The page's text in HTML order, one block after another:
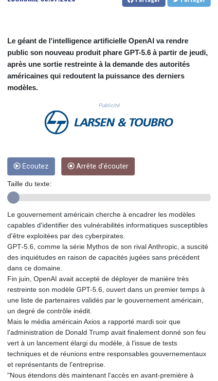
CUC 1.156136
CZK 24.258158
DJF 205.267449
DKK 7.477932
DZD 152.967099
ERN 17.342035
FJD 2.553384
GEL 3.017966
GGP 0.8566
GHS 13.526832
GYD 241.157003
HRK 7.536622
HUF 363.096405
IDR 20580.370421
ILS 3.468234
INR 110.076256
IQD 1509.981237
1590322.371805
Le géant de l'intelligence artificielle OpenAI va rendre
public son nouveau produit phare GPT-5.6 à partir de jeudi,
après une sortie restreinte à la demande des autorités
américaines qui redoutent la puissance des derniers
modèles.
Publicité
Ecoutez Arrête d'écouter
Taille du texte:
Le gouvernement américain cherche à encadrer les modèles
capables d'identifier des vulnérabilités informatiques susceptibles
d'être exploitées par des cyberpirates.
GPT‑5.6, comme la série Mythos de son rival Anthropic, a suscité
des inquiétudes en raison de capacités jugées sans précédent
dans ce domaine.
Fin juin, OpenAI avait accepté de déployer de manière très
restreinte son modèle GPT-5.6, ouvert dans un premier temps à
une liste de partenaires validés par le gouvernement américain,
un degré de contrôle inédit.
Mais le média américain Axios a rapporté mardi soir que
l'administration de Donald Trump avait finalement donné son feu
vert à un lancement élargi du modèle, à l'issue de tests
techniques et de réunions entre responsables gouvernementaux
et représentants de l'entreprise.
"Nous étendons dès maintenant l'accès en avant-première à